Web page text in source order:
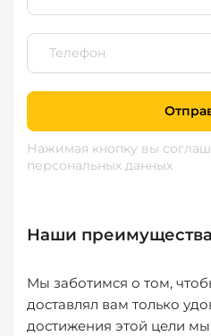
Нажимая кнопку вы
персональных данных
Наши преимущества
Мы заботимся о том,
доставлял вам только
достижения этой цели мы